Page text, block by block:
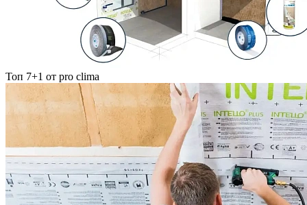
Топ 7+1 от pro clima